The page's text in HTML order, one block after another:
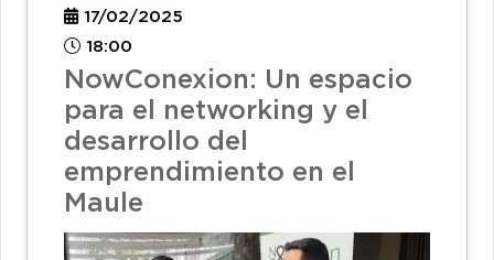
17/02/2025
18:00
NowConexion: Un espacio
para el networking y el
desarrollo del
emprendimiento en el
Maule